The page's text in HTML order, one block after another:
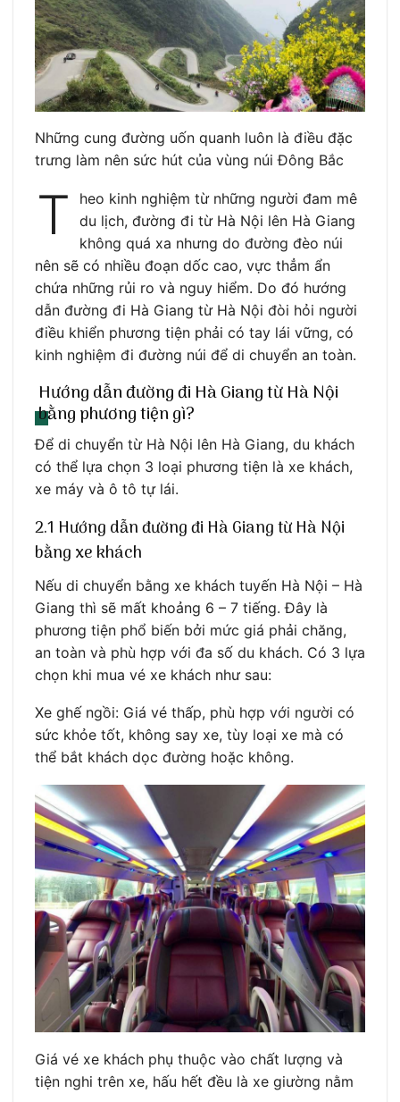
Những cung đường uốn quanh luôn là điều đặc
trưng làm nên sức hút của vùng núi Đông Bắc
T
heo kinh nghiệm từ những người đam mê
du lịch, đường đi từ Hà Nội lên Hà Giang
không quá xa nhưng do đường đèo núi
nên sẽ có nhiều đoạn dốc cao, vực thẳm ẩn
chứa những rủi ro và nguy hiểm. Do đó hướng
dẫn đường đi Hà Giang từ Hà Nội đòi hỏi người
điều khiển phương tiện phải có tay lái vững, có
kinh nghiệm đi đường núi để di chuyển an toàn.
Hướng dẫn đường đi Hà Giang từ Hà Nội
bằng phương tiện gì?
Để di chuyển từ Hà Nội lên Hà Giang, du khách
có thể lựa chọn 3 loại phương tiện là xe khách,
xe máy và ô tô tự lái.
2.1 Hướng dẫn đường đi Hà Giang từ Hà Nội
bằng xe khách
Nếu di chuyển bằng xe khách tuyến Hà Nội – Hà
Giang thì sẽ mất khoảng 6 – 7 tiếng. Đây là
phương tiện phổ biến bởi mức giá phải chăng,
an toàn và phù hợp với đa số du khách. Có 3 lựa
chọn khi mua vé xe khách như sau:
Xe ghế ngồi: Giá vé thấp, phù hợp với người có
sức khỏe tốt, không say xe, tùy loại xe mà có
thể bắt khách dọc đường hoặc không.
Giá vé xe khách phụ thuộc vào chất lượng và
tiện nghi trên xe, hấu hết đều là xe giường nằm